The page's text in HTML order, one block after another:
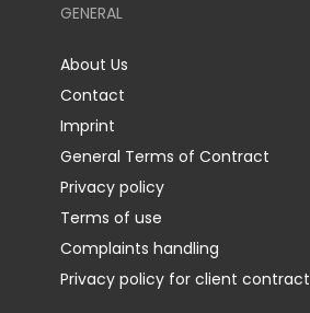
GENERAL
About Us
Contact
Imprint
General Terms of Contract
Privacy policy
Terms of use
Complaints handling
Privacy policy for client contract